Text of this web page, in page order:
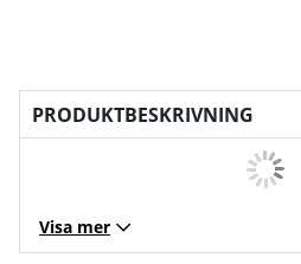
PRODUKTBESKRIVNING
Visa mer